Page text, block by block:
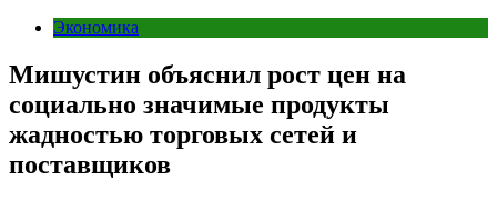
Экономика
Мишустин объяснил рост цен на
социально значимые продукты
жадностью торговых сетей и
поставщиков